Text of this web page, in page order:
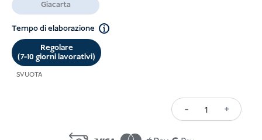
Giacarta
Tempo di elaborazione
Regolare
(7-10 giorni lavorativi)
SVUOTA
-
C22A/C22B
+